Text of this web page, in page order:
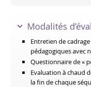
Modalités
Entretien de
pédagogiques avec
Questionnaire de «
Evaluation à chaud
la fin de chaque